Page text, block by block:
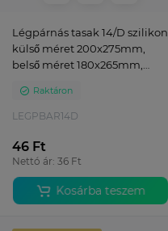
Légpárnás tasak 14/D szilikon
külső méret 200x275mm,
belső méret 180x265mm,
Raktáron
LEGPBAR14D
46 Ft
Nettó ár: 36 Ft
Kosárba teszem